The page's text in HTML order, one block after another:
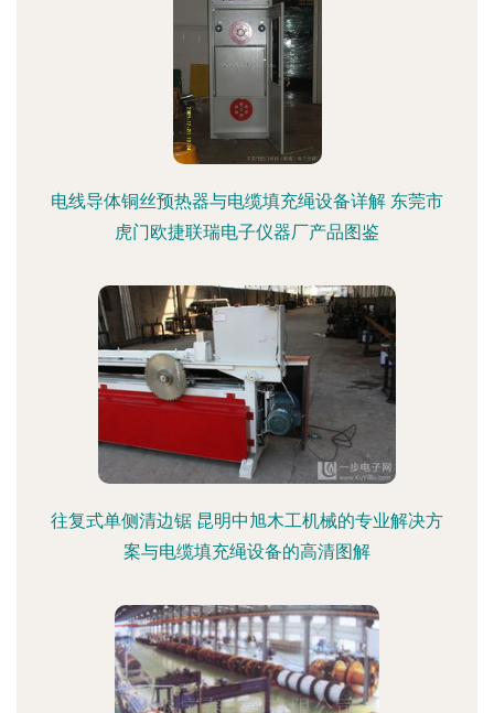
电线导体铜丝预热器与电缆填充绳设备详解 东莞市
虎门欧捷联瑞电子仪器厂产品图鉴
往复式单侧清边锯 昆明中旭木工机械的专业解决方
案与电缆填充绳设备的高清图解